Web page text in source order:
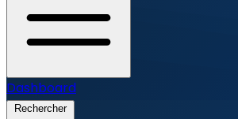
Dashboard
Rechercher